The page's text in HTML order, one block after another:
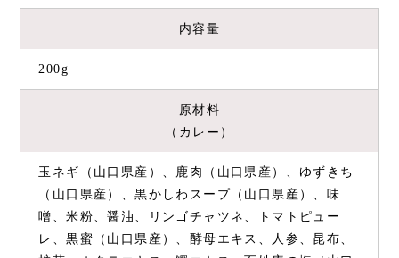
内容量
200g
原材料
（カレー）
玉ネギ（山口県産）、鹿肉（山口県産）、ゆずきち
（山口県産）、黒かしわスープ（山口県産）、味
噌、米粉、醤油、リンゴチャツネ、トマトピュー
レ、黒蜜（山口県産）、酵母エキス、人参、昆布、